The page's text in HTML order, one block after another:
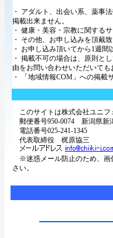
・ アダルト、出会い系、薬事
掲載出来ません。
・ 健康・美容・宗教に関する
・ その他、お申し込みを頂戴
・ お申し込み頂いてから1週
・ 掲載不可の場合は、原則と
由をお問い合わせいただいても
・ 「地域情報COM」への掲
このサイトは株式会社ユニフ
郵便番号950-0074 新潟県新
電話番号025-241-1345
代表取締役 梶原協三
※迷惑メール防止のため、画
さい。